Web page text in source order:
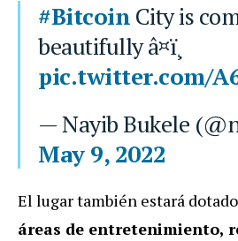
#Bitcoin City is
beautifully â¤ï¸
pic.twitter.com/
— Nayib Bukele
May 9, 2022
El lugar también estará
áreas de entretenimiento,